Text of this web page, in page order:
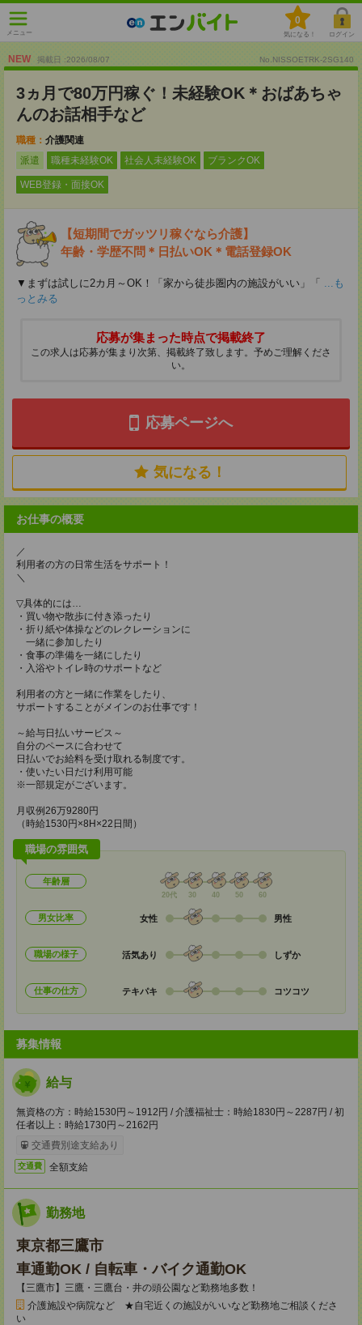
メニュー
0
気になる！ ログイン
NEW 掲載日 :2026/08/07 No.NISSOETRK-2SG140
3ヵ月で80万円稼ぐ！未経験OK＊おばあちゃ
んのお話相手など
職種： 介護関連
派遣
職種未経験OK 社会人未経験OK ブランクOK
WEB登録・面接OK
【短期間でガッツリ稼ぐなら介護】
年齢・学歴不問＊日払いOK＊電話登録OK
▼まずは試しに2カ月～OK！「家から徒歩圏内の施設がいい」「 ...も
っとみる
応募が集まった時点で掲載終了
この求人は応募が集まり次第、掲載終了致します。予めご理解くださ
い。
応募ページへ
気になる！
お仕事の概要
／
利用者の方の日常生活をサポート！
＼
▽具体的には…
・買い物や散歩に付き添ったり
・折り紙や体操などのレクレーションに
一緒に参加したり
・食事の準備を一緒にしたり
・入浴やトイレ時のサポートなど
利用者の方と一緒に作業をしたり、
サポートすることがメインのお仕事です！
～給与日払いサービス～
自分のペースに合わせて
日払いでお給料を受け取れる制度です。
・使いたい日だけ利用可能
※一部規定がございます。
月収例26万9280円
（時給1530円×8H×22日間）
職場の雰囲気
年齢層
20代 30 40 50 60
男女比率 女性 男性
職場の様子 活気あり しずか
仕事の仕方 テキパキ コツコツ
募集情報
給与
無資格の方：時給1530円～1912円 / 介護福祉士：時給1830円～2287円 / 初
任者以上：時給1730円～2162円
交通費別途支給あり
交通費 全額支給
勤務地
東京都三鷹市
車通勤OK / 自転車・バイク通勤OK
【三鷹市】三鷹・三鷹台・井の頭公園など勤務地多数！
介護施設や病院など ★自宅近くの施設がいいなど勤務地ご相談くださ
い